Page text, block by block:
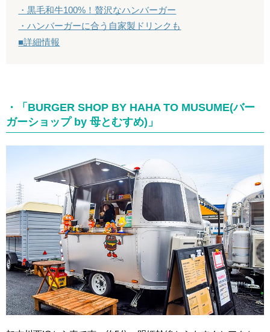
・黒毛和牛100%！贅沢なハンバーガー
・ハンバーガーに合う自家製ドリンクも
■詳細情報
・「BURGER SHOP BY HAHA TO MUSUME(バー
ガーショップ by 母とむすめ)」